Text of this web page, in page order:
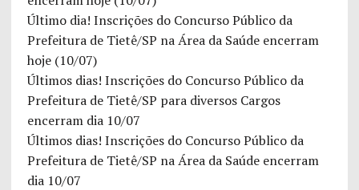
Último dia! Inscrições do Concurso Público da
Prefeitura de Tietê/SP na Área da Saúde encerram
hoje (10/07)
Últimos dias! Inscrições do Concurso Público da
Prefeitura de Tietê/SP para diversos Cargos
encerram dia 10/07
Últimos dias! Inscrições do Concurso Público da
Prefeitura de Tietê/SP na Área da Saúde encerram
dia 10/07